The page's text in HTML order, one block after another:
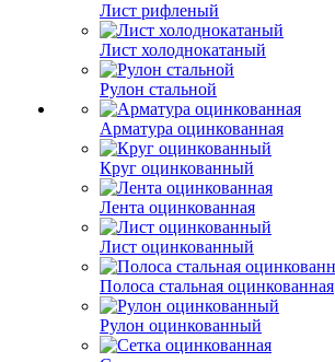
Лист рифленый
Лист холоднокатаный
Рулон стальной
Арматура оцинкованная
Круг оцинкованный
Лента оцинкованная
Лист оцинкованный
Полоса стальная оцинкованная
Рулон оцинкованный